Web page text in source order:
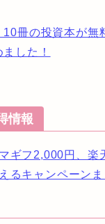
10冊の投資本が無
した！
情報
ギフ2,000円、楽
るキャンペーンま